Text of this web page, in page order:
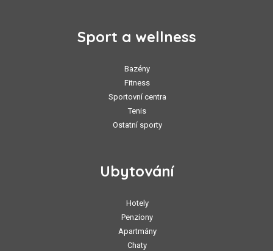
Sport a wellness
Bazény
Fitness
Sportovní centra
Tenis
Ostatní sporty
Ubytování
Hotely
Penziony
Apartmány
Chaty